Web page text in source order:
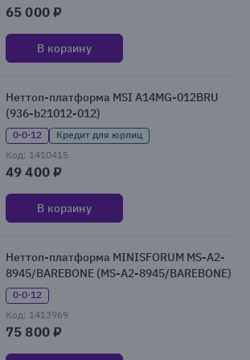
65 000 ₽
В корзину
Неттоп-платформа MSI A14MG-012BRU
(936-b21012-012)
0·0·12
Кредит для юрлиц
Код: 1410415
49 400 ₽
В корзину
Неттоп-платформа MINISFORUM MS-A2-
8945/BAREBONE (MS-A2-8945/BAREBONE)
0·0·12
Код: 1413969
75 800 ₽